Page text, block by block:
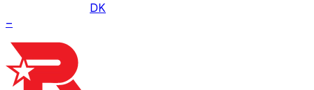
DK
–